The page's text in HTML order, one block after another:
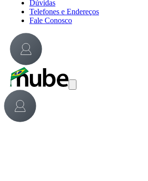
Dúvidas
Telefones e Endereços
Fale Conosco